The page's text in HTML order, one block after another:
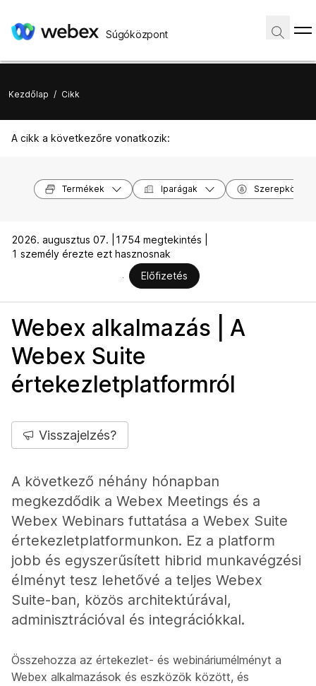
Súgóközpont
Kezdőlap / Cikk
A cikk a következőre vonatkozik:
Termékek Iparágak Szerepkörök
2026. augusztus 07. |
1754 megtekintés |
1 személy érezte ezt hasznosnak
Előfizetés
Webex alkalmazás | A
Webex Suite
értekezletplatformról
Visszajelzés?
A következő néhány hónapban
megkezdődik a Webex Meetings és a
Webex Webinars futtatása a Webex Suite
értekezletplatformunkon. Ez a platform
jobb és egyszerűsített hibrid munkavégzési
élményt tesz lehetővé a teljes Webex
Suite-ban, közös architektúrával,
adminisztrációval és integrációkkal.
Összehozza az értekezlet- és webináriumélményt a
Webex alkalmazások és eszközök között, és